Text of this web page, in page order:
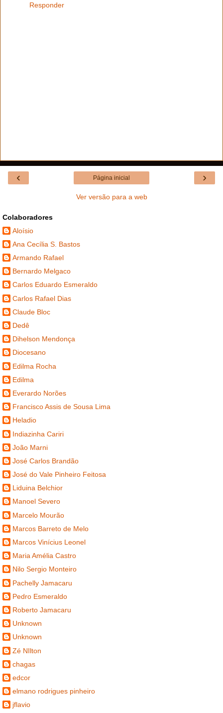
Responder
‹ ›
Página inicial
Ver versão para a web
Colaboradores
Aloísio
Ana Cecília S. Bastos
Armando Rafael
Bernardo Melgaco
Carlos Eduardo Esmeraldo
Carlos Rafael Dias
Claude Bloc
Dedê
Dihelson Mendonça
Diocesano
Edilma Rocha
Edilma
Everardo Norões
Francisco Assis de Sousa Lima
Heladio
Indiazinha Cariri
João Marni
José Carlos Brandão
José do Vale Pinheiro Feitosa
Liduina Belchior
Manoel Severo
Marcelo Mourão
Marcos Barreto de Melo
Marcos Vinícius Leonel
Maria Amélia Castro
Nilo Sergio Monteiro
Pachelly Jamacaru
Pedro Esmeraldo
Roberto Jamacaru
Unknown
Unknown
Zé NIlton
chagas
edcor
elmano rodrigues pinheiro
jflavio